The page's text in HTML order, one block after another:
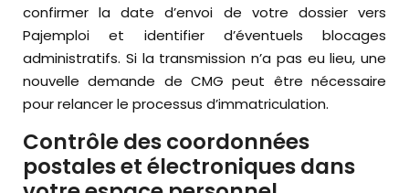
confirmer la date d’envoi de votre dossier vers
Pajemploi et identifier d’éventuels blocages
administratifs. Si la transmission n’a pas eu lieu, une
nouvelle demande de CMG peut être nécessaire
pour relancer le processus d’immatriculation.
Contrôle des coordonnées
postales et électroniques dans